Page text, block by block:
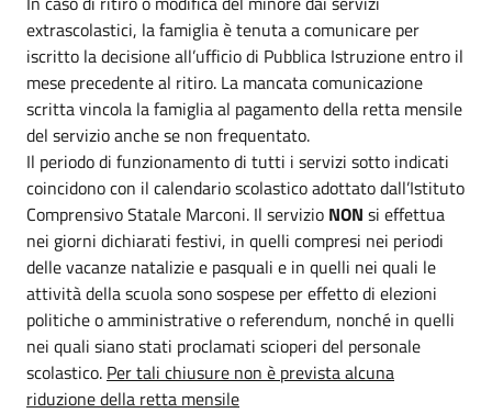
extrascolastici, la famiglia è tenuta a comunicare per
iscritto la decisione all’ufficio di Pubblica Istruzione entro il
mese precedente al ritiro. La mancata comunicazione
scritta vincola la famiglia al pagamento della retta mensile
del servizio anche se non frequentato.
Il periodo di funzionamento di tutti i servizi sotto indicati
coincidono con il calendario scolastico adottato dall’Istituto
Comprensivo Statale Marconi. Il servizio NON si effettua
nei giorni dichiarati festivi, in quelli compresi nei periodi
delle vacanze natalizie e pasquali e in quelli nei quali le
attività della scuola sono sospese per effetto di elezioni
politiche o amministrative o referendum, nonché in quelli
nei quali siano stati proclamati scioperi del personale
scolastico. Per tali chiusure non è prevista alcuna
riduzione della retta mensile